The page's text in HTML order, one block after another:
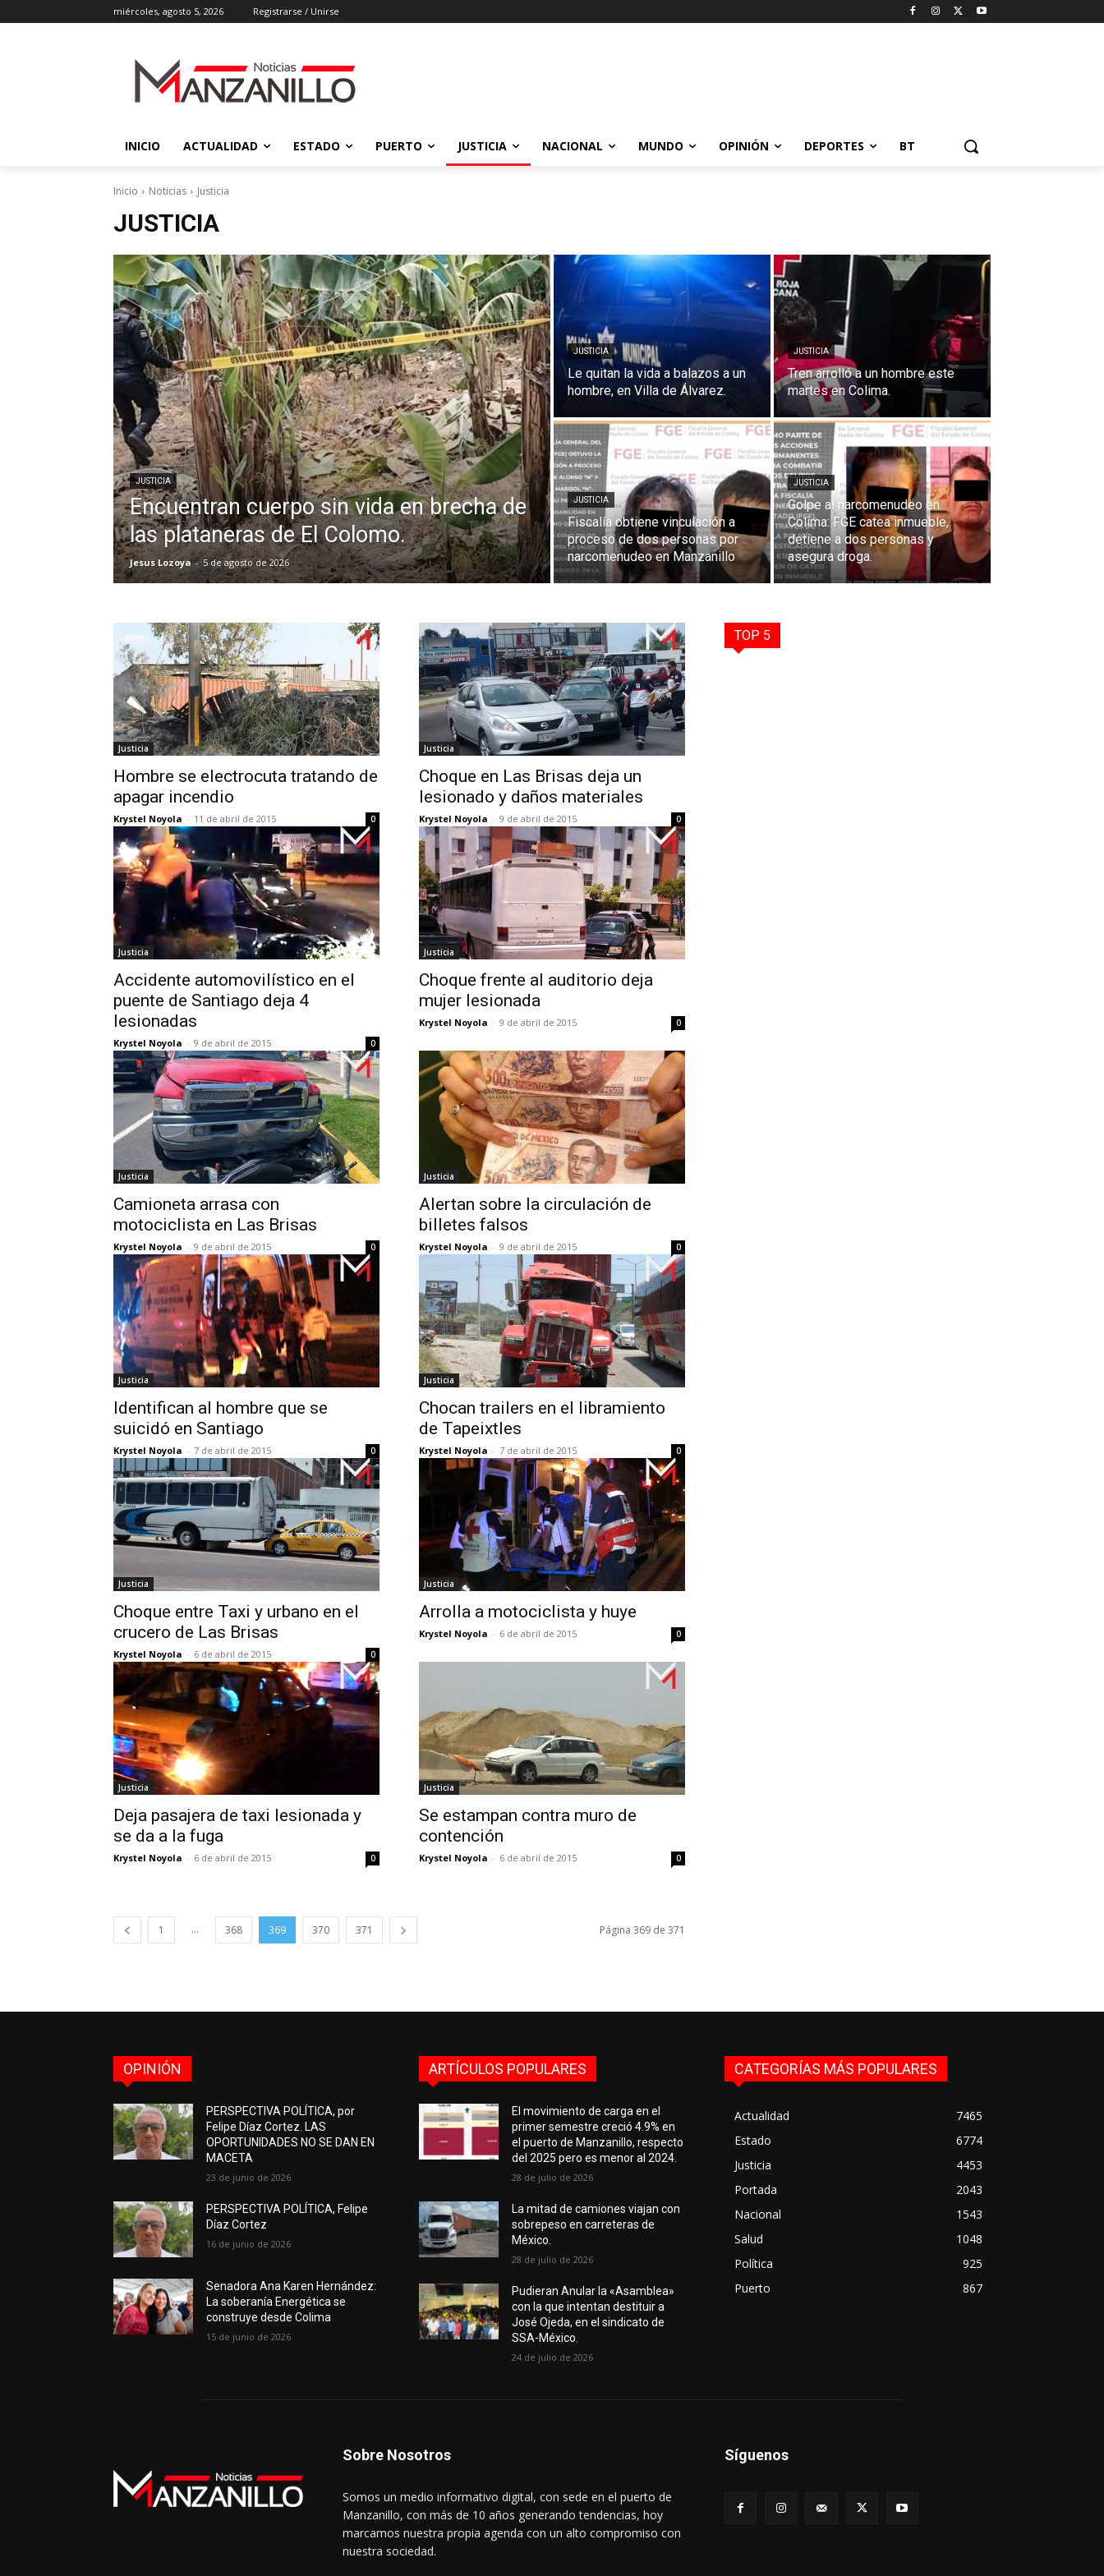
miércoles, agosto 5, 2026 Registrarse / Unirse
INICIO ACTUALIDAD ESTADO PUERTO JUSTICIA NACIONAL MUNDO OPINIÓN DEPORTES BT
Inicio Noticias Justicia
JUSTICIA
JUSTICIA
Encuentran cuerpo sin vida en brecha de
las plataneras de El Colomo.
Jesus Lozoya - 5 de agosto de 2026
JUSTICIA
Le quitan la vida a balazos a un
hombre, en Villa de Álvarez.
JUSTICIA
Tren arrolló a un hombre este
martes en Colima.
JUSTICIA
Fiscalía obtiene vinculación a
proceso de dos personas por
narcomenudeo en Manzanillo
JUSTICIA
Golpe al narcomenudeo en
Colima: FGE catea inmueble,
detiene a dos personas y
asegura droga.
Justicia
Hombre se electrocuta tratando de
apagar incendio
Krystel Noyola - 11 de abril de 2015 0
Justicia
Choque en Las Brisas deja un
lesionado y daños materiales
Krystel Noyola - 9 de abril de 2015 0
Justicia
Accidente automovilístico en el
puente de Santiago deja 4
lesionadas
Krystel Noyola - 9 de abril de 2015 0
Justicia
Choque frente al auditorio deja
mujer lesionada
Krystel Noyola - 9 de abril de 2015 0
Justicia
Camioneta arrasa con
motociclista en Las Brisas
Krystel Noyola - 9 de abril de 2015 0
Justicia
Alertan sobre la circulación de
billetes falsos
Krystel Noyola - 9 de abril de 2015 0
Justicia
Identifican al hombre que se
suicidó en Santiago
Krystel Noyola - 7 de abril de 2015 0
Justicia
Chocan trailers en el libramiento
de Tapeixtles
Krystel Noyola - 7 de abril de 2015 0
Justicia
Choque entre Taxi y urbano en el
crucero de Las Brisas
Krystel Noyola - 6 de abril de 2015 0
Justicia
Arrolla a motociclista y huye
Krystel Noyola - 6 de abril de 2015 0
Justicia
Deja pasajera de taxi lesionada y
se da a la fuga
Krystel Noyola - 6 de abril de 2015 0
Justicia
Se estampan contra muro de
contención
Krystel Noyola - 6 de abril de 2015 0
1 ... 368 369 370 371 Página 369 de 371
TOP 5
OPINIÓN
PERSPECTIVA POLÍTICA, por
Felipe Díaz Cortez. LAS
OPORTUNIDADES NO SE DAN EN
MACETA
23 de junio de 2026
PERSPECTIVA POLÍTICA, Felipe
Díaz Cortez
16 de junio de 2026
Senadora Ana Karen Hernández:
La soberanía Energética se
construye desde Colima
15 de junio de 2026
ARTÍCULOS POPULARES
El movimiento de carga en el
primer semestre creció 4.9% en
el puerto de Manzanillo, respecto
del 2025 pero es menor al 2024.
28 de julio de 2026
La mitad de camiones viajan con
sobrepeso en carreteras de
México.
28 de julio de 2026
Pudieran Anular la «Asamblea»
con la que intentan destituir a
José Ojeda, en el sindicato de
SSA-México.
24 de julio de 2026
CATEGORÍAS MÁS POPULARES
Actualidad
7465
Estado
6774
Justicia
4453
Portada
2043
Nacional
1543
Salud
1048
Política
925
Puerto
867
Sobre Nosotros
Somos un medio informativo digital, con sede en el puerto de
Manzanillo, con más de 10 años generando tendencias, hoy
marcamos nuestra propia agenda con un alto compromiso con
nuestra sociedad.
Síguenos